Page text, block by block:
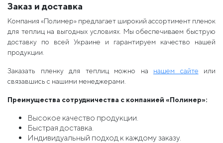
Заказ и доставка
Компания «Полимер» предлагает широкий ассортимент пленок
для теплиц на выгодных условиях. Мы обеспечиваем быструю
доставку по всей Украине и гарантируем качество нашей
продукции.
Заказать пленку для теплиц можно на нашем сайте или
связавшись с нашими менеджерами.
Преимущества сотрудничества с компанией «Полимер»:
Высокое качество продукции.
Быстрая доставка.
Индивидуальный подход к каждому заказу.